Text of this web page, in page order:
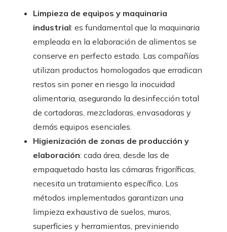
Limpieza de equipos y maquinaria
industrial: es fundamental que la maquinaria
empleada en la elaboración de alimentos se
conserve en perfecto estado. Las compañías
utilizan productos homologados que erradican
restos sin poner en riesgo la inocuidad
alimentaria, asegurando la desinfección total
de cortadoras, mezcladoras, envasadoras y
demás equipos esenciales.
Higienización de zonas de producción y
elaboración: cada área, desde las de
empaquetado hasta las cámaras frigoríficas,
necesita un tratamiento específico. Los
métodos implementados garantizan una
limpieza exhaustiva de suelos, muros,
superficies y herramientas, previniendo